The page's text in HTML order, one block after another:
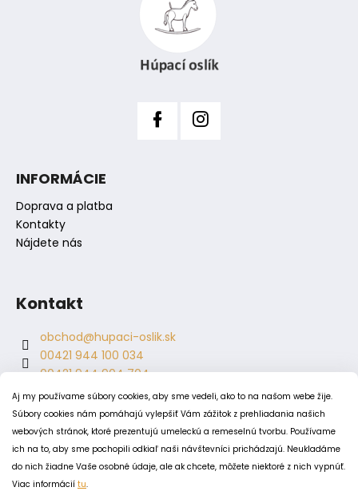
Aj my používame súbory cookies, aby sme vedeli, ako to na našom webe žije.
Súbory cookies nám pomáhajú vylepšiť Vám zážitok z prehliadania našich
webových stránok, ktoré prezentujú umeleckú a remeselnú tvorbu. Používame
ich na to, aby sme pochopili odkiaľ naši návštevníci prichádzajú. Neukladáme
do nich žiadne Vaše osobné údaje, ale ak chcete, môžete niektoré z nich vypnúť.
Viac informácií tu.
INFORMÁCIE
Doprava a platba
Kontakty
Nájdete nás
Kontakt
obchod@hupaci-oslik.sk
00421 944 100 034
00421 944 904 704
hupaci.oslik
dagmar.juricova
PODMIENKY
Obchodné podmienky